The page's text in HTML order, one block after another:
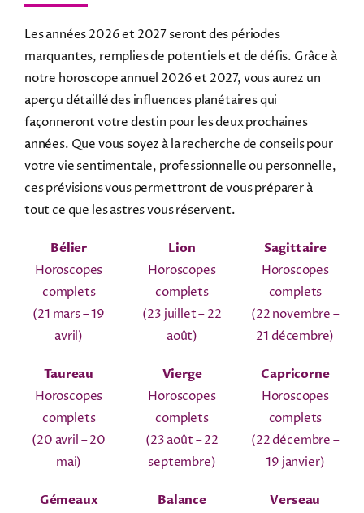
Les années 2026 et 2027 seront des périodes
marquantes, remplies de potentiels et de défis. Grâce à
notre horoscope annuel 2026 et 2027, vous aurez un
aperçu détaillé des influences planétaires qui
façonneront votre destin pour les deux prochaines
années. Que vous soyez à la recherche de conseils pour
votre vie sentimentale, professionnelle ou personnelle,
ces prévisions vous permettront de vous préparer à
tout ce que les astres vous réservent.
Bélier
Horoscopes
complets
(21 mars – 19
avril)
Taureau
Horoscopes
complets
(20 avril – 20
mai)
Gémeaux
Lion
Horoscopes
complets
(23 juillet – 22
août)
Vierge
Horoscopes
complets
(23 août – 22
septembre)
Balance
Sagittaire
Horoscopes
complets
(22 novembre –
21 décembre)
Capricorne
Horoscopes
complets
(22 décembre –
19 janvier)
Verseau